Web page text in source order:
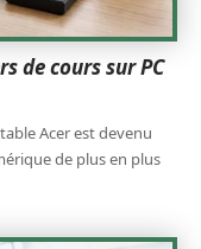
de cours sur PC
Acer est devenu
de plus en plus